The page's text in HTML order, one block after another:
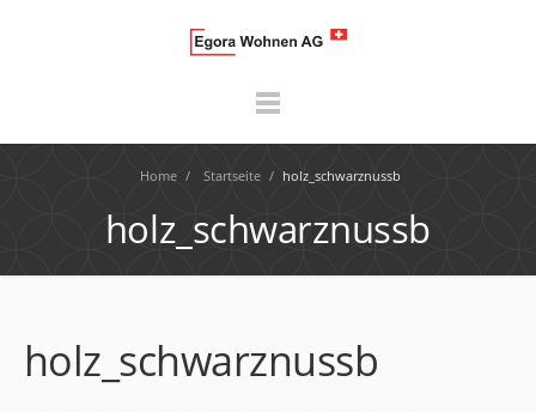
Home / Startseite / holz_schwarznussb
holz_schwarznussb
holz_schwarznussb